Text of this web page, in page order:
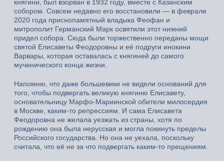
княгини, был взорван в 1932 году, вместе с Казанским
собором. Совсем недавно его восстановили — в феврале
2020 года приснопамятный владыка Феофан и
митрополит Германский Марк освятили этот нижний
придел собора. Сюда были торжественно переданы мощи
святой Елисаветы Феодоровны и её подруги инокини
Варвары, которая оставалась с княгиней до самого
мученического конца жизни.
Напомню, что даже большевики не видели оснований для
того, чтобы подвергать великую княгиню Елисавету,
основательницу Марфо-Мариинской обители милосердия
в Москве, каким-то репрессиям. И сама Елисавета
Феодоровна не желала уезжать из страны, хотя по
рождению она была нерусская и могла покинуть пределы
Российского государства. Но она не уехала, поскольку
считала, что её не за что подвергать каким-то прещениям.